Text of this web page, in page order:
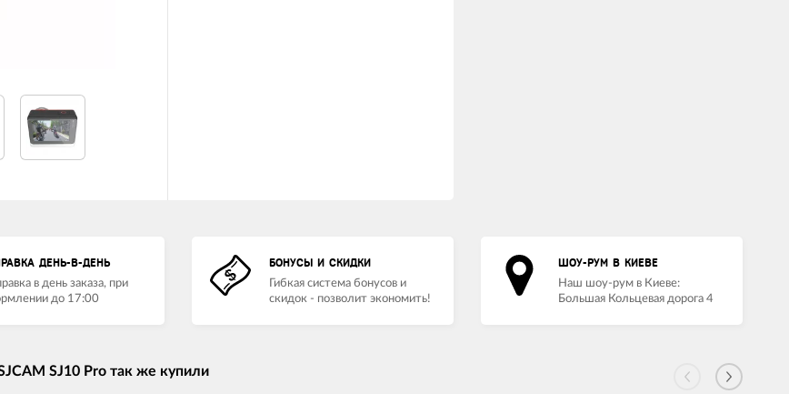
ДЕНЬ-В-ДЕНЬ
в день заказа, при
до 17:00
БОНУСЫ И СКИДКИ
Гибкая система бонусов и
скидок - позволит экономить!
ШОУ-РУМ В КИЕВЕ
Наш шоу-рум в Киеве:
Большая Кольцевая дорога 4
SJ10 Pro так же купили